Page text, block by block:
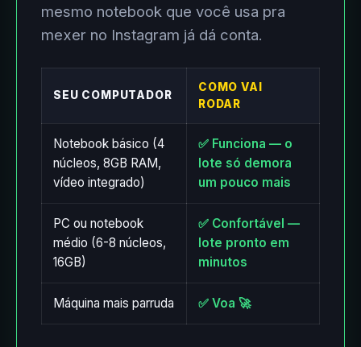
mesmo notebook que você usa pra
mexer no Instagram já dá conta.
SEU COMPUTADOR
COMO VAI
RODAR
Notebook básico (4
núcleos, 8GB RAM,
vídeo integrado)
✅ Funciona — o
lote só demora
um pouco mais
PC ou notebook
médio (6-8 núcleos,
16GB)
✅ Confortável —
lote pronto em
minutos
Máquina mais parruda ✅ Voa 🚀